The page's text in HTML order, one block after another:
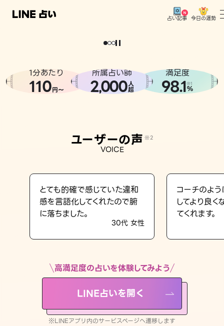
占い記事 今日の運勢
相談事例
LINE占いを開く
※LINEアプリ内のサービスページへ遷移します
どうせなら
。
1分あたり
110円〜
所属占い師
2,000人
超
満足度
98.1※1
%
ユーザーの声 ※2
VOICE
とても的確で感じていた違和
感を言語化してくれたので腑
に落ちました。
30代 女性
コーチのよ
してより良
てくれます。
高満足度の占いを体験してみよう
LINE占いを開く
※LINEアプリ内のサービスページへ遷移します